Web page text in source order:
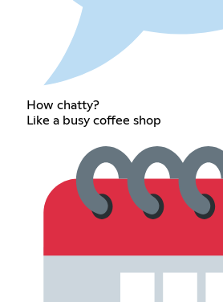
How chatty?
Like a busy coffee shop